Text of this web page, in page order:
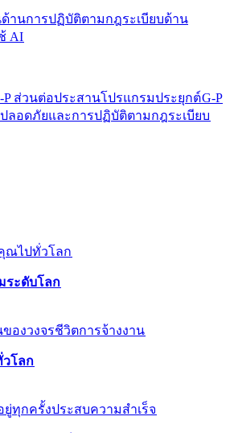
านการปฏิบัติตามกฎระเบียบด้าน
AI​​
P ส่วนต่อประสานโปรแกรมประยุกต์​​G-P
ลอดภัยและการปฏิบัติตามกฎระเบียบ​​
ณไปทั่วโลก​​
ระดับโลก​​
องวงจรชีวิตการจ้างงาน​​
วโลก​​
ทุกครั้งประสบความสำเร็จ​​